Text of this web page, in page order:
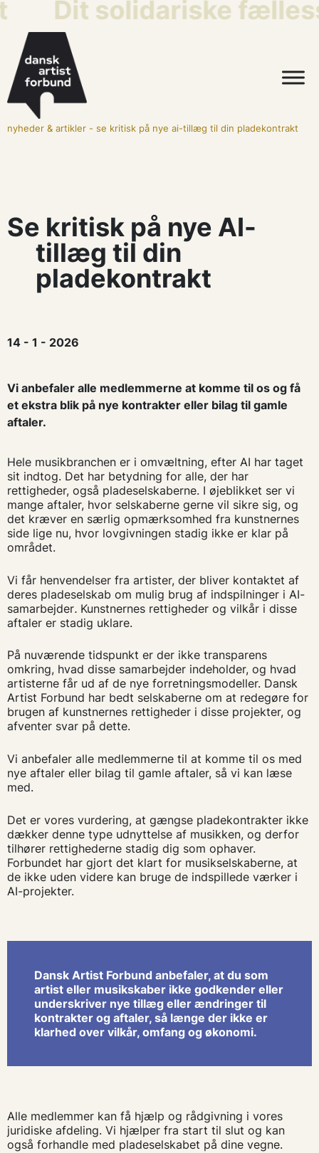
Dit solidariske
nyheder & artikler- se kritisk på nye ai-tillæg til din pladekontrakt
Se kritisk på nye AI-
tillæg til din
pladekontrakt
14 - 1 - 2026
Vi anbefaler alle medlemmerne at komme til os og få
et ekstra blik på nye kontrakter eller bilag til gamle
aftaler.
Hele musikbranchen er i omvæltning, efter AI har taget
sit indtog. Det har betydning for alle, der har
rettigheder, også pladeselskaberne. I øjeblikket ser vi
mange aftaler, hvor selskaberne gerne vil sikre sig, og
det kræver en særlig opmærksomhed fra kunstnernes
side lige nu, hvor lovgivningen stadig ikke er klar på
området.
Vi får henvendelser fra artister, der bliver kontaktet af
deres pladeselskab om mulig brug af indspilninger i AI-
samarbejder.Kunstnernes rettigheder og vilkår i disse
aftaler er stadig uklare.
På nuværende tidspunkt er der ikke transparens
omkring, hvad disse samarbejder indeholder, og hvad
artisterne får ud af de nye forretningsmodeller. Dansk
Artist Forbund har bedt selskaberne om at redegøre for
brugen af kunstnernes rettigheder i disse projekter, og
afventer svar på dette.
Vi anbefaler alle medlemmerne til at komme til os med
nye aftaler eller bilag til gamle aftaler, så vi kan læse
med.
Det er vores vurdering, at gængse pladekontrakter ikke
dækker denne type udnyttelse af musikken, og derfor
tilhører rettighederne stadig dig som ophaver.
Forbundet har gjort det klart for musikselskaberne, at
de ikke uden videre kan bruge de indspillede værker i
AI-projekter.
Dansk Artist Forbund anbefaler, at du som
artist eller musikskaber ikke godkender eller
underskriver nye tillæg eller ændringer til
kontrakter og aftaler, så længe der ikke er
klarhed over vilkår, omfang og økonomi.
Alle medlemmer kan få hjælp og rådgivning i vores
juridiske afdeling. Vi hjælper fra start til slut og kan
også forhandle med pladeselskabet på dine vegne.